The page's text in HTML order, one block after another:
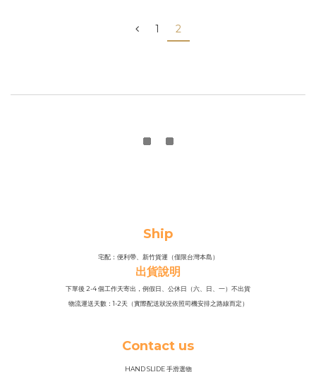
1 2
Ship
宅配：便利帶、新竹貨運（僅限台灣本島）
出貨說明
下單後 2-4 個工作天寄出，例假日、公休日（六、日、一）不出貨
物流運送天數：1-2天（實際配送狀況依照司機安排之路線而定）
Contact us
HAND SLIDE 手滑選物